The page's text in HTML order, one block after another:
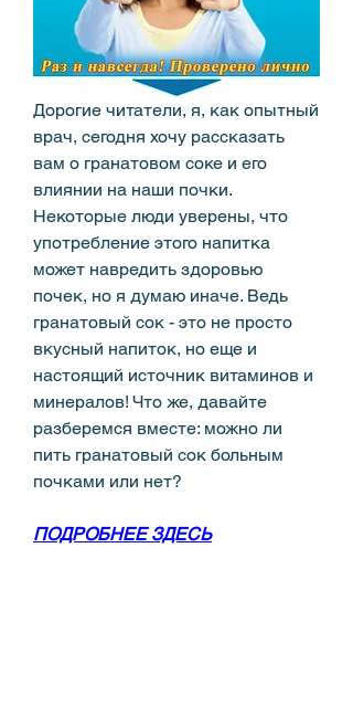
Дорогие читатели, я, как опытный
врач, сегодня хочу рассказать
вам о гранатовом соке и его
влиянии на наши почки.
Некоторые люди уверены, что
употребление этого напитка
может навредить здоровью
почек, но я думаю иначе. Ведь
гранатовый сок - это не просто
вкусный напиток, но еще и
настоящий источник витаминов и
минералов! Что же, давайте
разберемся вместе: можно ли
пить гранатовый сок больным
почками или нет?
ПОДРОБНЕЕ ЗДЕСЬ